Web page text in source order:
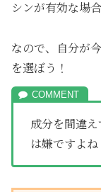
シンが有効な場
なので、自分が
を選ぼう！
成分を間違
は嫌ですよね